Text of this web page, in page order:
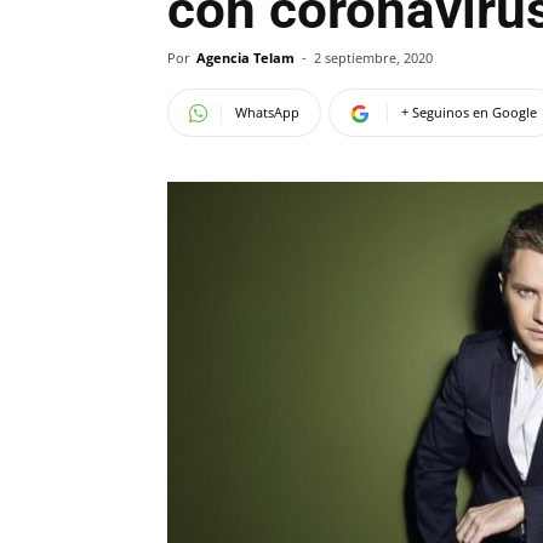
Por Agencia Telam - 2 septiembre, 2020
WhatsApp + Seguinos en Google